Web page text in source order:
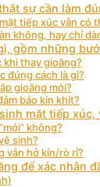
sự cần làm
tiếp xúc vẫn có
không, hay chỉ
gồm những
thay gioăng?
đúng cách là gì?
gioăng mới?
bảo kín khít?
mặt tiếp xúc,
không?
sinh?
vẫn hở kín/rò rỉ?
để xác nhận